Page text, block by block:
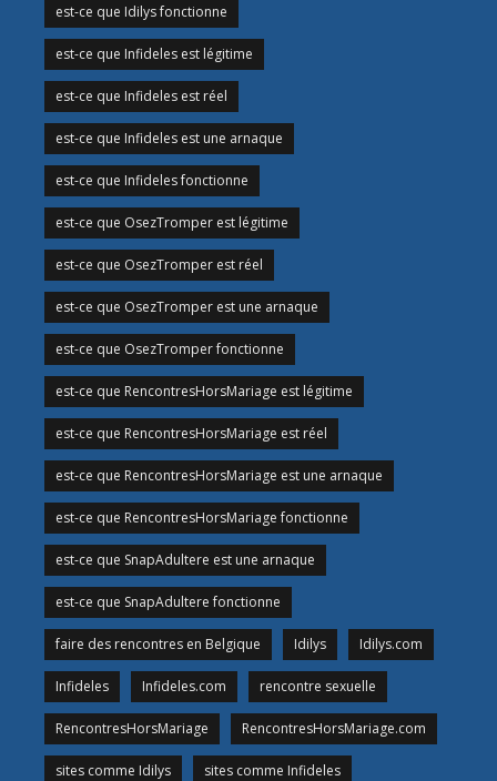
est-ce que Idilys fonctionne
est-ce que Infideles est légitime
est-ce que Infideles est réel
est-ce que Infideles est une arnaque
est-ce que Infideles fonctionne
est-ce que OsezTromper est légitime
est-ce que OsezTromper est réel
est-ce que OsezTromper est une arnaque
est-ce que OsezTromper fonctionne
est-ce que RencontresHorsMariage est légitime
est-ce que RencontresHorsMariage est réel
est-ce que RencontresHorsMariage est une arnaque
est-ce que RencontresHorsMariage fonctionne
est-ce que SnapAdultere est une arnaque
est-ce que SnapAdultere fonctionne
faire des rencontres en Belgique Idilys Idilys.com
Infideles Infideles.com rencontre sexuelle
RencontresHorsMariage RencontresHorsMariage.com
sites comme Idilys sites comme Infideles